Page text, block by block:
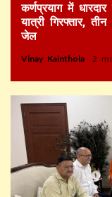
कर्णप्रयाग में
यात्री गिरफ्तार,
जेल
Vinay Kainthola 2